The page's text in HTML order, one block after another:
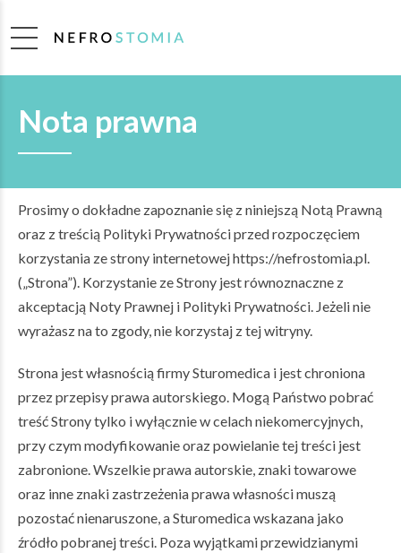
Nota prawna
Prosimy o dokładne zapoznanie się z niniejszą Notą Prawną
oraz z treścią Polityki Prywatności przed rozpoczęciem
korzystania ze strony internetowej https://nefrostomia.pl.
(„Strona”). Korzystanie ze Strony jest równoznaczne z
akceptacją Noty Prawnej i Polityki Prywatności. Jeżeli nie
wyrażasz na to zgody, nie korzystaj z tej witryny.
Strona jest własnością firmy Sturomedica i jest chroniona
przez przepisy prawa autorskiego. Mogą Państwo pobrać
treść Strony tylko i wyłącznie w celach niekomercyjnych,
przy czym modyfikowanie oraz powielanie tej treści jest
zabronione. Wszelkie prawa autorskie, znaki towarowe
oraz inne znaki zastrzeżenia prawa własności muszą
pozostać nienaruszone, a Sturomedica wskazana jako
źródło pobranej treści. Poza wyjątkami przewidzianymi